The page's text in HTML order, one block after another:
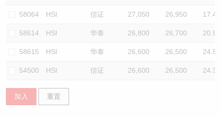
58064 HSI 信证 27,050 26,950 17.4
58614 HSI 华泰 26,800 26,700 20.9
58615 HSI 华泰 26,600 26,500 24.5
54500 HSI 信证 26,600 26,500 24.3
加入 重置